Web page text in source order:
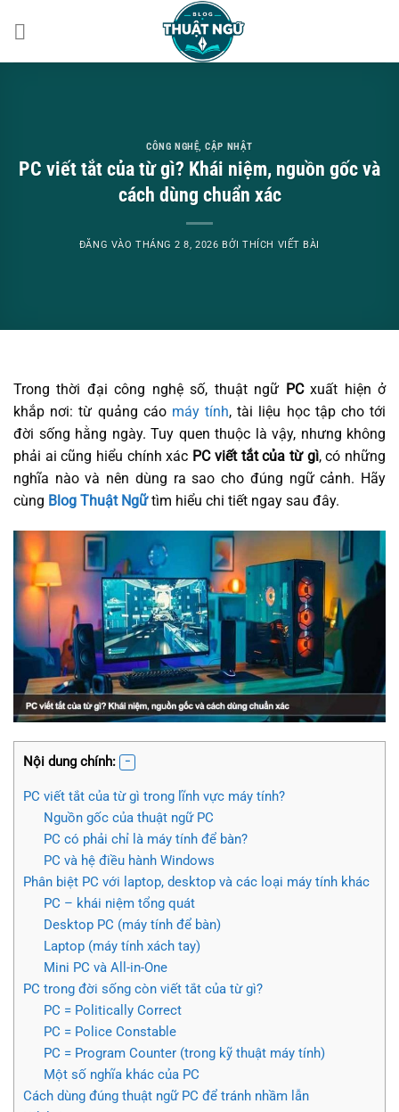
CÔNG NGHỆ,CẬP NHẬT
PC viết tắt của từ gì? Khái niệm, nguồn gốc và
cách dùng chuẩn xác
ĐĂNG VÀO THÁNG 2 8, 2026 BỞITHÍCH VIẾT BÀI
Trong thời đại công nghệ số, thuật ngữ PCxuất hiện ở
khắp nơi: từ quảng cáo máy tính, tài liệu học tập cho tới
đời sống hằng ngày. Tuy quen thuộc là vậy, nhưng không
phải ai cũng hiểu chính xác PC viết tắt của từ gì, có những
nghĩa nào và nên dùng ra sao cho đúng ngữ cảnh. Hãy
cùng Blog Thuật Ngữtìm hiểu chi tiết ngay sau đây.
Nội dung chính:
PC viết tắt của từ gì trong lĩnh vực máy tính?
Nguồn gốc của thuật ngữ PC
PC có phải chỉ là máy tính để bàn?
PC và hệ điều hành Windows
Phân biệt PC với laptop, desktop và các loại máy tính khác
PC – khái niệm tổng quát
Desktop PC (máy tính để bàn)
Laptop (máy tính xách tay)
Mini PC và All-in-One
PC trong đời sống còn viết tắt của từ gì?
PC = Politically Correct
PC = Police Constable
PC = Program Counter (trong kỹ thuật máy tính)
Một số nghĩa khác của PC
Cách dùng đúng thuật ngữ PC để tránh nhầm lẫn